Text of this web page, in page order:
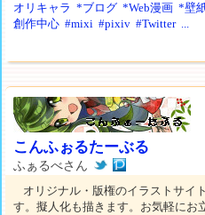
オリキャラ *ブログ *Web漫画 *壁
創作中心 #mixi #pixiv #Twitter ...
こんふぉるたーぶる
ふぁるべさん
オリジナル・版権のイラストサイ
す。擬人化も描きます。お気軽にお